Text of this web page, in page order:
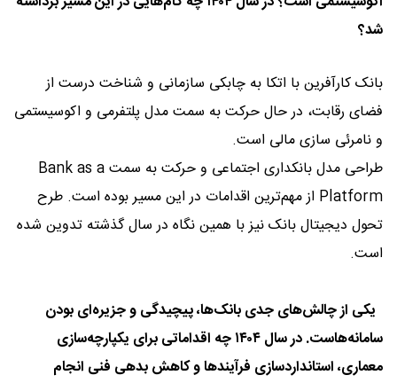
شد؟
بانک کارآفرین با اتکا به چابکی سازمانی و شناخت درست از
فضای رقابت، در حال حرکت به سمت مدل پلتفرمی و اکوسیستمی
و نامرئی سازی مالی است.
طراحی مدل بانکداری اجتماعی و حرکت به سمت Bank as a
Platform از مهم‌ترین اقدامات در این مسیر بوده است. طرح
تحول دیجیتال بانک نیز با همین نگاه در سال گذشته تدوین شده
است.
یکی از چالش‌های جدی بانک‌ها، پیچیدگی و جزیره‌ای بودن
سامانه‌هاست. در سال ۱۴۰۴ چه اقداماتی برای یکپارچه‌سازی
معماری، استانداردسازی فرآیندها و کاهش بدهی فنی انجام